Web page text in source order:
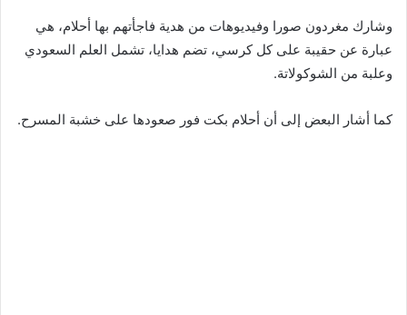
وشارك مغردون صورا وفيديوهات من هدية فاجأتهم بها أحلام، هي
عبارة عن حقيبة على كل كرسي، تضم هدايا، تشمل العلم السعودي
وعلبة من الشوكولاتة.
كما أشار البعض إلى أن أحلام بكت فور صعودها على خشبة المسرح.